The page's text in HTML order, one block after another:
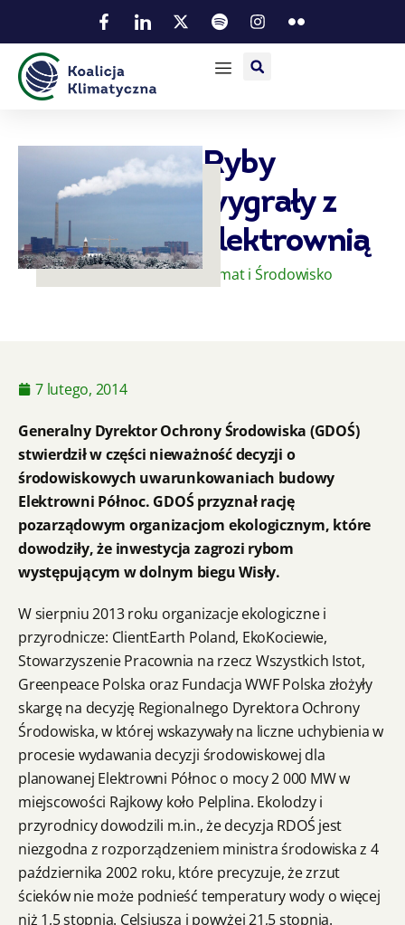
Ryby
wygrały z
elektrownią
Klimat i Środowisko
7 lutego, 2014
Generalny Dyrektor Ochrony Środowiska (GDOŚ)
stwierdził w części nieważność decyzji o
środowiskowych uwarunkowaniach budowy
Elektrowni Północ. GDOŚ przyznał rację
pozarządowym organizacjom ekologicznym, które
dowodziły, że inwestycja zagrozi rybom
występującym w dolnym biegu Wisły.
W sierpniu 2013 roku organizacje ekologiczne i
przyrodnicze: ClientEarth Poland, EkoKociewie,
Stowarzyszenie Pracownia na rzecz Wszystkich Istot,
Greenpeace Polska oraz Fundacja WWF Polska złożyły
skargę na decyzję Regionalnego Dyrektora Ochrony
Środowiska, w której wskazywały na liczne uchybienia w
procesie wydawania decyzji środowiskowej dla
planowanej Elektrowni Północ o mocy 2 000 MW w
miejscowości Rajkowy koło Pelplina. Ekolodzy i
przyrodnicy dowodzili m.in., że decyzja RDOŚ jest
niezgodna z rozporządzeniem ministra środowiska z 4
października 2002 roku, które precyzuje, że zrzut
ścieków nie może podnieść temperatury wody o więcej
niż 1,5 stopnia. Celsjusza i powyżej 21,5 stopnia.